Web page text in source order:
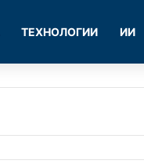
ТЕХНОЛОГИИ ИИ